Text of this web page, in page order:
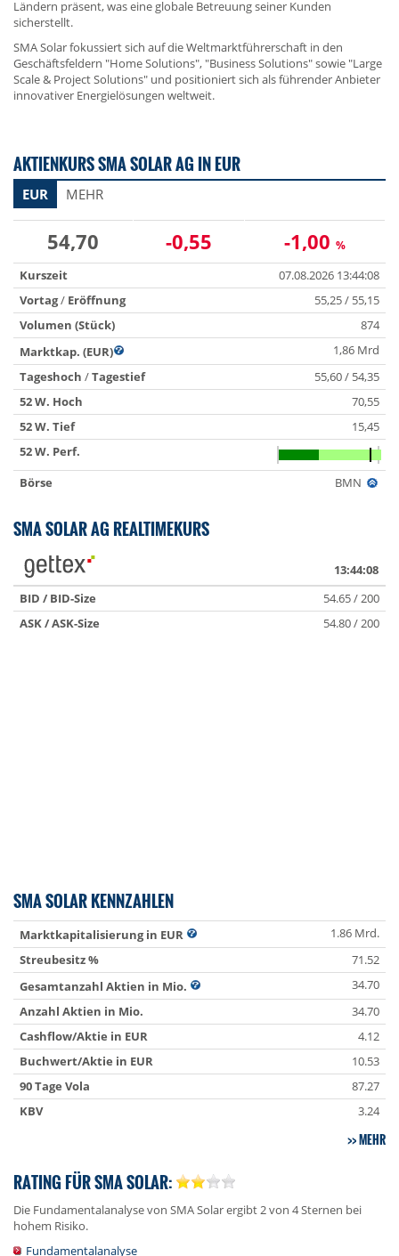
Ländern präsent, was eine globale Betreuung seiner Kunden
sicherstellt.
SMA Solar fokussiert sich auf die Weltmarktführerschaft in den
Geschäftsfeldern "Home Solutions", "Business Solutions" sowie "Large
Scale & Project Solutions" und positioniert sich als führender Anbieter
innovativer Energielösungen weltweit.
AKTIENKURS SMA SOLAR AG IN EUR
EUR MEHR
54,70 -0,55 -1,00 %
Kurszeit
07.08.2026 13:44:08
Vortag/ Eröffnung
55,25 / 55,15
Volumen (Stück)
874
Marktkap. (EUR)
1,86 Mrd
Tageshoch /Tagestief
55,60 / 54,35
52 W. Hoch
70,55
52 W. Tief
15,45
52 W. Perf.
Börse
BMN
SMA SOLAR AG REALTIMEKURS
13:44:08
BID / BID-Size
54.65 / 200
ASK / ASK-Size
54.80 / 200
SMA SOLAR KENNZAHLEN
Marktkapitalisierung in EUR
1.86 Mrd.
Streubesitz %
71.52
Gesamtanzahl Aktien in Mio.
34.70
Anzahl Aktien in Mio.
34.70
Cashflow/Aktie in EUR
4.12
Buchwert/Aktie in EUR
10.53
90 Tage Vola
87.27
KBV
3.24
MEHR
RATING FÜR SMA SOLAR:
Die Fundamentalanalyse von SMA Solar ergibt 2 von 4 Sternen bei
hohem Risiko.
Fundamentalanalyse